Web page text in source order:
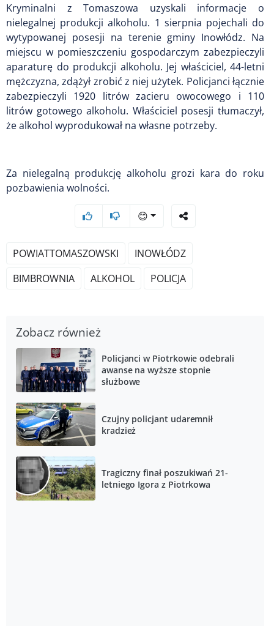
Kryminalni z Tomaszowa uzyskali informacje o
nielegalnej produkcji alkoholu. 1 sierpnia pojechali do
wytypowanej posesji na terenie gminy Inowłódz. Na
miejscu w pomieszczeniu gospodarczym zabezpieczyli
aparaturę do produkcji alkoholu. Jej właściciel, 44-letni
mężczyzna, zdążył zrobić z niej użytek. Policjanci łącznie
zabezpieczyli 1920 litrów zacieru owocowego i 110
litrów gotowego alkoholu. Właściciel posesji tłumaczył,
że alkohol wyprodukował na własne potrzeby.
Za nielegalną produkcję alkoholu grozi kara do roku
pozbawienia wolności.
😊
POWIATTOMASZOWSKI
INOWŁÓDZ
BIMBROWNIA
ALKOHOL POLICJA
Zobacz również
Policjanci w Piotrkowie odebrali
awanse na wyższe stopnie
służbowe
Czujny policjant udaremnił
kradzież
Tragiczny finał poszukiwań 21-
letniego Igora z Piotrkowa